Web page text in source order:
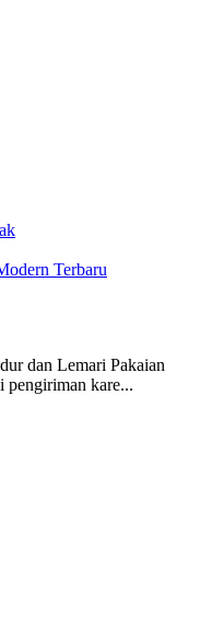
Terbaru
dan Lemari Pakaian
pengiriman kare...
dan p...